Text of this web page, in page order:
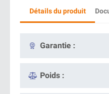
Détails du produit
Garantie :
Poids :